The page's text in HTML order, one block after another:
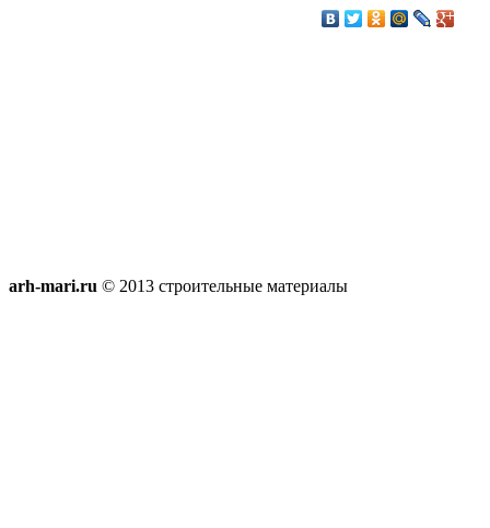
arh-mari.ru © 2013 строительные материалы